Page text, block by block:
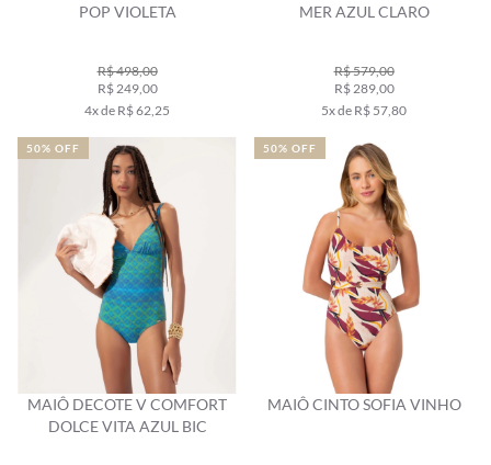
POP VIOLETA
R$ 498,00
R$ 249,00
4x de R$ 62,25
MER AZUL CLARO
R$ 579,00
R$ 289,00
5x de R$ 57,80
MAIÔ DECOTE V COMFORT
DOLCE VITA AZUL BIC
50% OFF
MAIÔ CINTO SOFIA VINHO
50% OFF